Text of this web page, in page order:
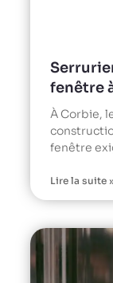
fenêtre
À Corbie,
fenêtre
Lire la suite